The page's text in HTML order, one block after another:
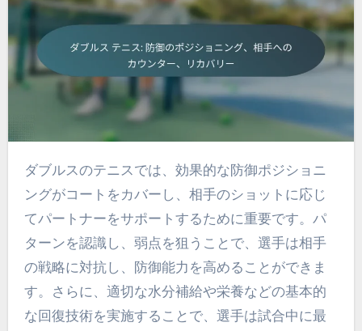
ダブルスのテニスでは、効果的な防御ポジショニ
ングがコートをカバーし、相手のショットに応じ
てパートナーをサポートするために重要です。パ
ターンを認識し、弱点を狙うことで、選手は相手
の戦略に対抗し、防御能力を高めることができま
す。さらに、適切な水分補給や栄養などの基本的
な回復技術を実施することで、選手は試合中に最